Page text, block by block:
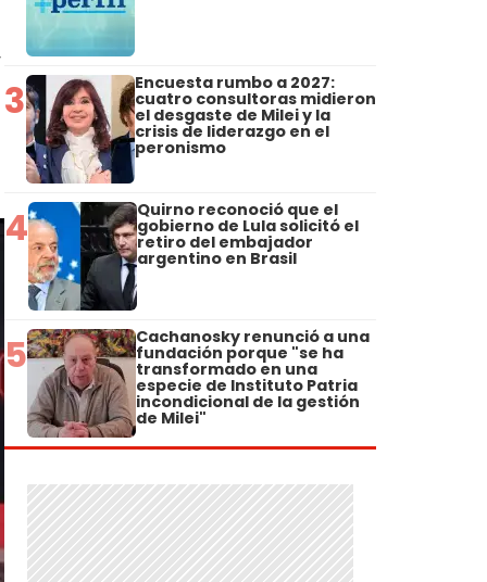
3 Encuesta rumbo a 2027:
cuatro consultoras midieron
el desgaste de Milei y la
crisis de liderazgo en el
peronismo
4 Quirno reconoció que el
gobierno de Lula solicitó el
retiro del embajador
argentino en Brasil
5 Cachanosky renunció a una
fundación porque "se ha
transformado en una
especie de Instituto Patria
incondicional de la gestión
de Milei"